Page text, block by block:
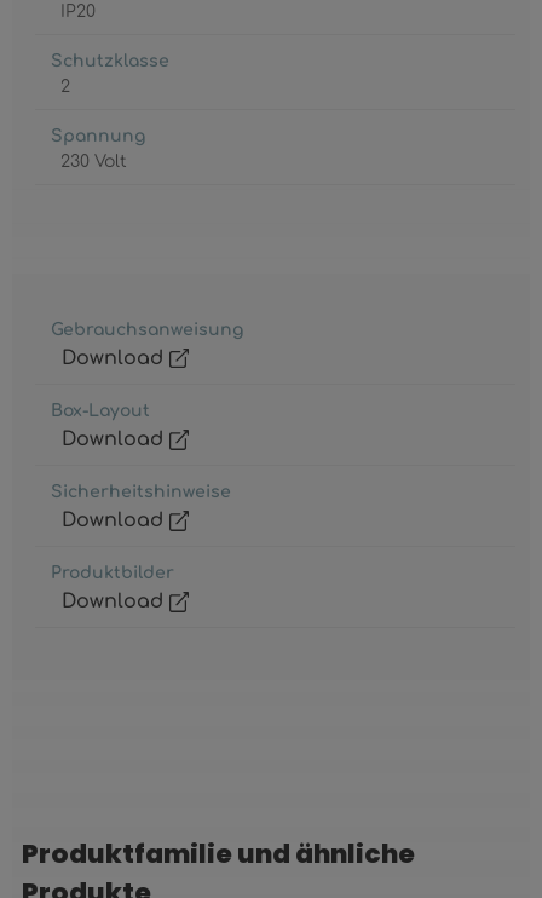
IP20
Schutzklasse
2
Spannung
230 Volt
Gebrauchsanweisung
Download
Box-Layout
Download
Sicherheitshinweise
Download
Produktbilder
Download
Produktgalerie überspringen
Produktfamilie und ähnliche